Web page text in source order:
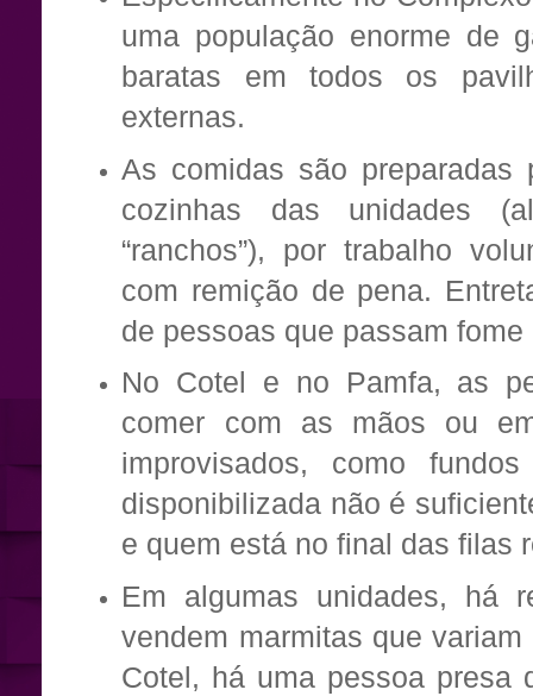
uma população enorme de
baratas em todos os
externas.
As comidas são preparadas
cozinhas das unidades
“ranchos”), por trabalho
com remição de pena.
de pessoas que passam
No Cotel e no Pamfa, as
comer com as mãos ou
improvisados, como
disponibilizada não é
e quem está no final das filas
Em algumas unidades, há
vendem marmitas que
Cotel, há uma pessoa presa